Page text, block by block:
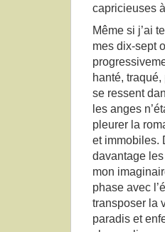
capricieuses
Même si j’ai
mes dix-sept
hanté, traqué,
se ressent
les anges
pleurer la
et immobiles.
davantage
mon
phase avec
transposer la
paradis et